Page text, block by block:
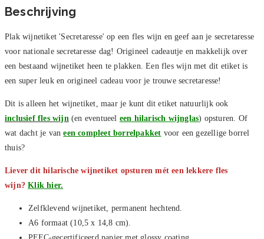
Beschrijving
Plak wijnetiket 'Secretaresse' op een fles wijn en geef aan je secretaresse
voor nationale secretaresse dag! Origineel cadeautje en makkelijk over
een bestaand wijnetiket heen te plakken. Een fles wijn met dit etiket is
een super leuk en origineel cadeau voor je trouwe secretaresse!
Dit is alleen het wijnetiket, maar je kunt dit etiket natuurlijk ook
inclusief fles wijn(en eventueel een hilarisch wijnglas) opsturen. Of
wat dacht je vaneen compleet borrelpakket voor een gezellige borrel
thuis?
Liever dit hilarische wijnetiket opsturen mét een lekkere fles
wijn?Klik hier.
Zelfklevend wijnetiket, permanent hechtend.
A6 formaat (10,5 x 14,8 cm).